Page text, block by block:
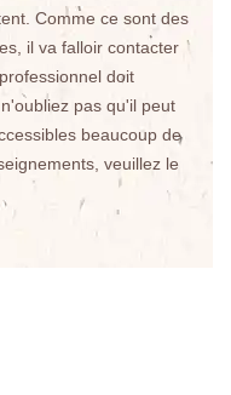
Comme ce sont des
il va falloir contacter
doit
pas qu'il peut
beaucoup de
veuillez le